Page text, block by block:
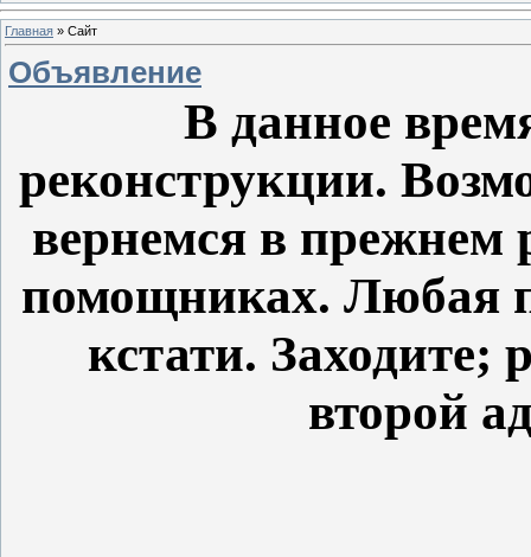
Главная » Сайт
Объявление
В данное
реконструкции.
вернемся в прежнем
помощниках. Любая
кстати. Заходите;
второй